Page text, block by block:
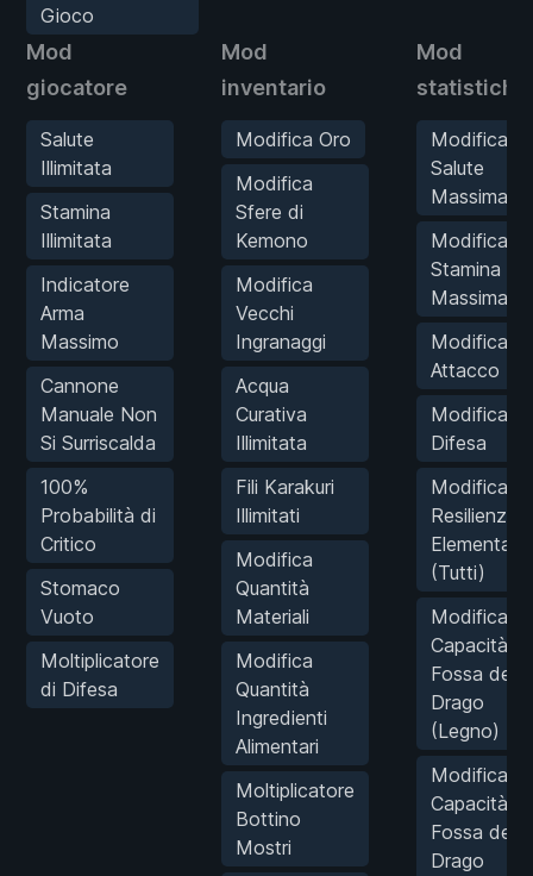
Gioco
Mod
giocatore
Salute
Illimitata
Stamina
Illimitata
Indicatore
Arma
Massimo
Cannone
Manuale Non
Si Surriscalda
100%
Probabilità di
Critico
Stomaco
Vuoto
Moltiplicatore
di Difesa
Mod
inventario
Modifica Oro
Modifica
Sfere di
Kemono
Modifica
Vecchi
Ingranaggi
Acqua
Curativa
Illimitata
Fili Karakuri
Illimitati
Modifica
Quantità
Materiali
Modifica
Quantità
Ingredienti
Alimentari
Moltiplicatore
Bottino
Mostri
Mod
statistiche
Modifica
Salute
Massima
Modifica
Stamina
Massima
Modifica
Attacco
Modifica
Difesa
Modifica
Resilienza
Elementale
(Tutti)
Modifica
Capacità
Fossa del
Drago
(Legno)
Modifica
Capacità
Fossa del
Drago